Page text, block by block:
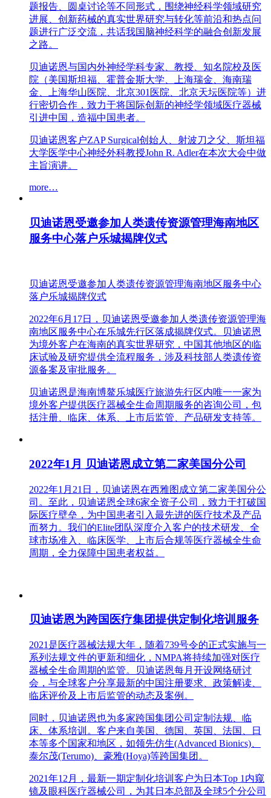
题报告、圆桌讨论等不同形式，围绕神经科学领域研究
进展、创新药械的真实世界研究与转化等前沿和热点问
题进行广泛交流，共话我国脑神经科学的融合创新发展
之路。
贝迪诺恩与国内外神经学科专家、教授、知名院校及医
院（美国斯坦福、霍普金斯大学、上海瑞金、海南瑞
金、上海华山医院、北京301医院、北京天坛医院等）进
行密切合作，致力于将国际创新的神经学领域医疗器械
引进中国，造福中国患者。
贝迪诺恩客户ZAP Surgical创始人、射波刀之父、斯坦福
大学医学中心神经外科教授John R. Adler在本次大会中做
主旨演讲。
more…
贝迪诺恩受邀参加人类遗传资源管理海南地区
服务中心落户乐城揭牌仪式
贝迪诺恩受邀参加人类遗传资源管理海南地区服务中心
落户乐城揭牌仪式
2022年6月17日，贝迪诺恩受邀参加人类遗传资源管理海
南地区服务中心在乐城先行区落成揭牌仪式。贝迪诺恩
为境外客户在海南的真实世界研究，中国其他地区的临
床试验及研究提供全流程服务，涉及科技部人类遗传资
源备案及审批服务。
贝迪诺恩是海南博鳌乐城医疗旅游先行区内唯一一家为
境外客户提供医疗器械全生命周期服务的咨询公司，包
括注册、临床、体系、上市后监管、产品研发支持等。
2022年1月 贝迪诺恩成立第二家美国分公司
2022年1月21日，贝迪诺恩在西雅图成立第二家美国分公
司。至此，贝迪诺恩全球6家全资子公司，致力于打破国
际医疗壁垒，为中国患者引入最先进的医疗技术及产品
而努力。我们的Elite团队深度介入客户的技术研发、全
球市场准入、临床医学、上市后合规等医疗器械全生命
周期，全力保障中国患者权益。
贝迪诺恩为跨国医疗集团提供定制化培训服务
2021是医疗器械法规大年，随着739号令的正式实施与一
系列法规文件的更新和细化，NMPA将持续加强对医疗
器械全生命周期的监管。贝迪诺恩每月开设网络研讨
会，与全球客户分享最新的中国注册要求、政策解读、
临床评价及上市后监管的动态及案例。
同时，贝迪诺恩也为多家跨国集团公司定制法规、临
床、体系培训。客户来自美国、德国、英国、法国、日
本等多个国家和地区，如领先仿生(Advanced Bionics)、
泰尔茂(Terumo)、豪雅(Hoya)等跨国集团。
2021年12月，最新一期定制化培训客户为日本Top 1内窥
镜及眼科医疗器械公司，为其日本总部及全球5个分公司